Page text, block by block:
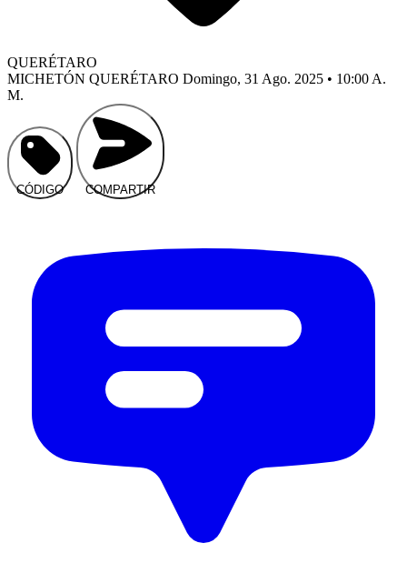
QUERÉTARO
MICHETÓN QUERÉTARO Domingo, 31 Ago. 2025 • 10:00 A.
M.
CÓDIGO COMPARTIR